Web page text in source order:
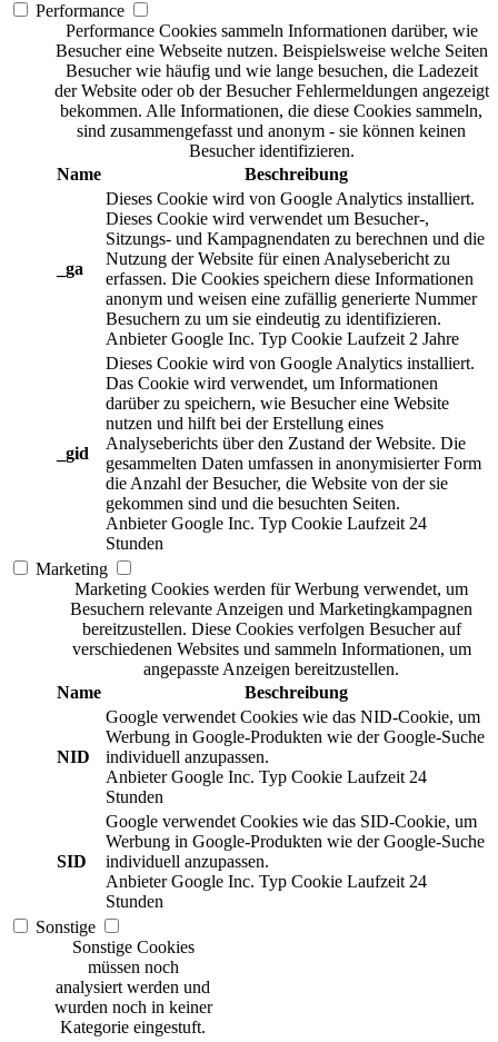
Performance
Performance Cookies sammeln Informationen darüber, wie
Besucher eine Webseite nutzen. Beispielsweise welche Seiten
Besucher wie häufig und wie lange besuchen, die Ladezeit
der Website oder ob der Besucher Fehlermeldungen angezeigt
bekommen. Alle Informationen, die diese Cookies sammeln,
sind zusammengefasst und anonym - sie können keinen
Besucher identifizieren.
Name
Beschreibung
_ga
Dieses Cookie wird von Google Analytics installiert.
Dieses Cookie wird verwendet um Besucher-,
Sitzungs- und Kampagnendaten zu berechnen und die
Nutzung der Website für einen Analysebericht zu
erfassen. Die Cookies speichern diese Informationen
anonym und weisen eine zufällig generierte Nummer
Besuchern zu um sie eindeutig zu identifizieren.
Anbieter Google Inc. Typ Cookie Laufzeit 2 Jahre
_gid
Dieses Cookie wird von Google Analytics installiert.
Das Cookie wird verwendet, um Informationen
darüber zu speichern, wie Besucher eine Website
nutzen und hilft bei der Erstellung eines
Analyseberichts über den Zustand der Website. Die
gesammelten Daten umfassen in anonymisierter Form
die Anzahl der Besucher, die Website von der sie
gekommen sind und die besuchten Seiten.
Anbieter Google Inc. Typ Cookie Laufzeit 24
Stunden
Marketing
Marketing Cookies werden für Werbung verwendet, um
Besuchern relevante Anzeigen und Marketingkampagnen
bereitzustellen. Diese Cookies verfolgen Besucher auf
verschiedenen Websites und sammeln Informationen, um
angepasste Anzeigen bereitzustellen.
Name
Beschreibung
NID
Google verwendet Cookies wie das NID-Cookie, um
Werbung in Google-Produkten wie der Google-Suche
individuell anzupassen.
Anbieter Google Inc. Typ Cookie Laufzeit 24
Stunden
SID
Google verwendet Cookies wie das SID-Cookie, um
Werbung in Google-Produkten wie der Google-Suche
individuell anzupassen.
Anbieter Google Inc. Typ Cookie Laufzeit 24
Stunden
Sonstige
Sonstige Cookies
müssen noch
analysiert werden und
wurden noch in keiner
Kategorie eingestuft.